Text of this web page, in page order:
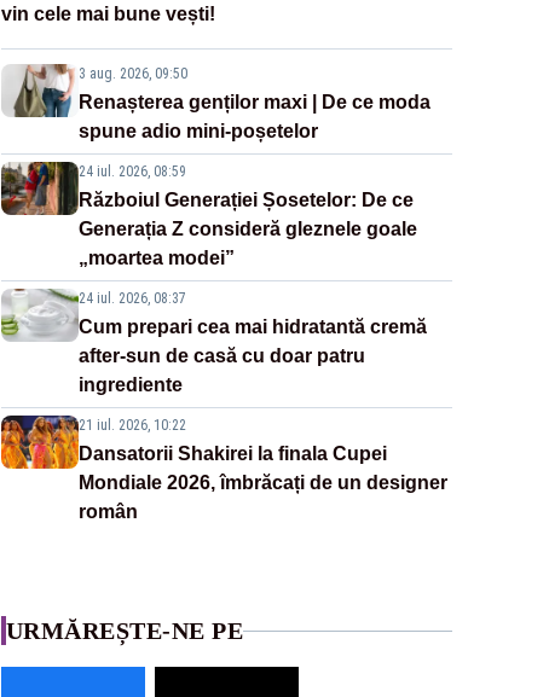
vin cele mai bune vești!
3 aug. 2026, 09:50
Renașterea genților maxi | De ce moda
spune adio mini-poșetelor
24 iul. 2026, 08:59
Războiul Generației Șosetelor: De ce
Generația Z consideră gleznele goale
„moartea modei”
24 iul. 2026, 08:37
Cum prepari cea mai hidratantă cremă
after-sun de casă cu doar patru
ingrediente
21 iul. 2026, 10:22
Dansatorii Shakirei la finala Cupei
Mondiale 2026, îmbrăcați de un designer
român
URMĂREȘTE-NE PE